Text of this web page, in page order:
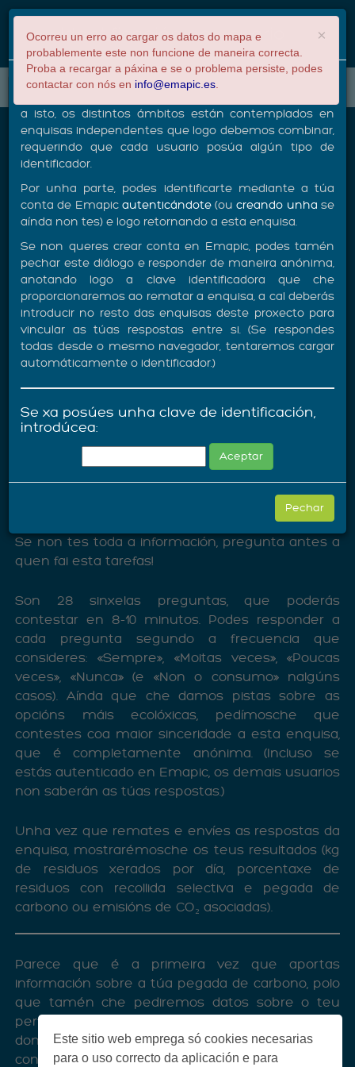
Este sitio web emprega só cookies necesarias
para o uso correcto da aplicación e para
Calculadora de
pegada de carbono
por xeración de
residuos
Proxecto da UDC sobre
+
−
Calculadora de pegada de
carbono por xeración de
residuos
aborda os tres aspectos básicos que determinan
o seu impacto ambiental, condicionados polo
noso estilo de vida e as decisións que tomamos
en dous eidos básicos: a) na compra e o
consumo fora da casa, que determina a
cantidade e o tipo de residuos que xeramos, b)
no fogar, que determina sobre todo o
aproveitamento que se pode facer dos residuos
para reducirmos o seu impacto ambiental.
Tanto a compra como a separación do lixo no
fogar non son polo xeral cousa dunha única
persoa. A enquisa busca saber os hábitos de
compra e xestión do lixo, con independencia de
se te encargas ti ou outra persoa destas tarefas.
Se non tes toda a información, pregunta antes a
quen fai esta tarefas!
Son 28 sinxelas preguntas, que poderás
contestar en 8-10 minutos. Podes responder a
cada pregunta segundo a frecuencia que
consideres: «Sempre», «Moitas veces», «Poucas
veces», «Nunca» (e «Non o consumo» nalgúns
casos). Aínda que che damos pistas sobre as
opcións máis ecolóxicas, pedímosche que
contestes coa maior sinceridade a esta enquisa,
que é completamente anónima. (Incluso se
estás autenticado en Emapic, os demais usuarios
non saberán as túas respostas.)
Unha vez que remates e envíes as respostas da
enquisa, mostrarémosche os teus resultados (kg
de residuos xerados por día, porcentaxe de
residuos con recollida selectiva e pegada de
carbono ou emisións de CO₂ asociadas).
Parece que é a primeira vez que aportas
información sobre a túa pegada de carbono, polo
que tamén che pediremos datos sobre o teu
perfil e a túa posición xeográfica (a do teu
domicilio), que non ten que ser exacta, abonda
con indicar un punto cercano (na túa rúa ou
Identificación de usuario
Esta enquisa forma parte dun proxecto para calcular a
a isto, os distintos ámbitos están contemplados en
enquisas independentes que logo debemos combinar,
requerindo que cada usuario posúa algún tipo de
identificador.
Por unha parte, podes identificarte mediante a túa
conta de Emapic autenticándote(oucreando unha se
aínda non tes) e logo retornando a esta enquisa.
Se non queres crear conta en Emapic, podes tamén
pechar este diálogo e responder de maneira anónima,
anotando logo a clave identificadora que che
proporcionaremos ao rematar a enquisa, a cal deberás
introducir no resto das enquisas deste proxecto para
vincular as túas respostas entre si. (Se respondes
todas desde o mesmo navegador, tentaremos cargar
automáticamente o identificador.)
Se xa posúes unha clave de identificación,
introdúcea:
Aceptar
Pechar
×
Ocorreu un erro ao cargar os datos do mapa e
probablemente este non funcione de maneira correcta.
Proba a recargar a páxina e se o problema persiste, podes
contactar con nós en info@emapic.es